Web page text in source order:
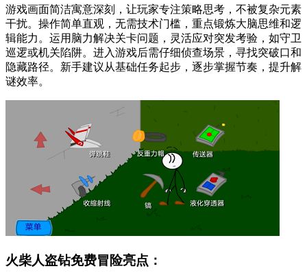
游戏画面简洁寓意深刻，让玩家专注策略思考，不被复杂元素
干扰。操作简单直观，无需技术门槛，重点锻炼大脑思维和逻
辑能力。运用脑力解决关卡问题，灵活应对突发考验，如守卫
巡逻或机关陷阱。进入游戏后需仔细侦查场景，寻找突破口和
隐藏路径。新手建议从基础任务起步，逐步掌握节奏，提升解
谜效率。
火柴人盗钻免费冒险亮点：